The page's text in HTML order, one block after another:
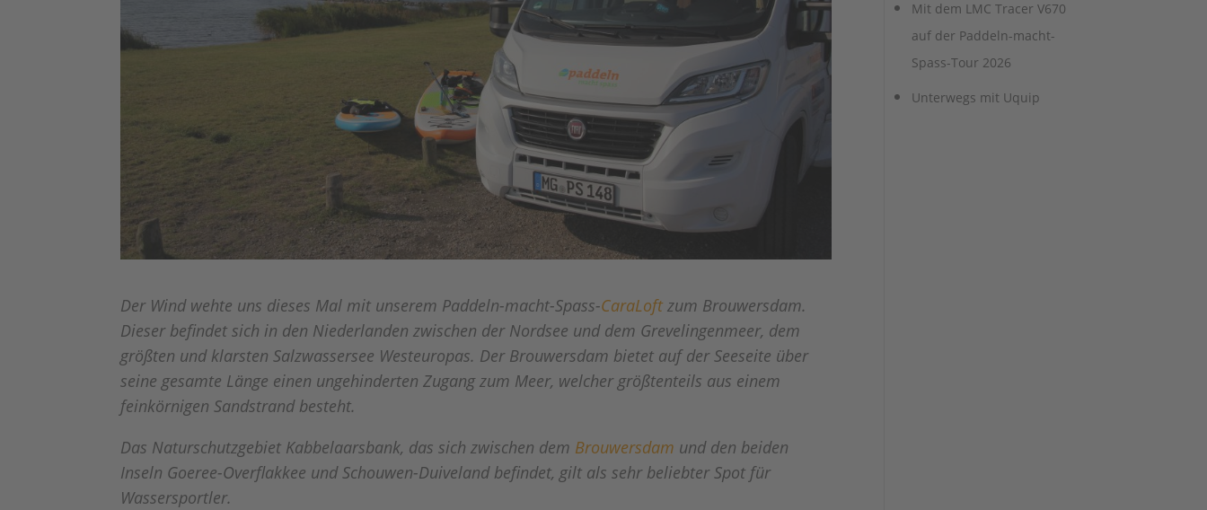
Der Wind wehte uns dieses Mal mit unserem Paddeln-macht-Spass-CaraLoftzum Brouwersdam.
Dieser befindet sich in den Niederlanden zwischen der Nordsee und dem Grevelingenmeer, dem
größten und klarsten Salzwassersee Westeuropas. Der Brouwersdam bietet auf der Seeseite über
seine gesamte Länge einen ungehinderten Zugang zum Meer, welcher größtenteils aus einem
feinkörnigen Sandstrand besteht.
Das Naturschutzgebiet Kabbelaarsbank, das sich zwischen dem Brouwersdam und den beiden
Inseln Goeree-Overflakkee und Schouwen-Duiveland befindet, gilt als sehr beliebter Spot für
Wassersportler.
Mit dem LMC Tracer V670
auf der Paddeln-macht-
Spass-Tour 2026
Unterwegs mit Uquip